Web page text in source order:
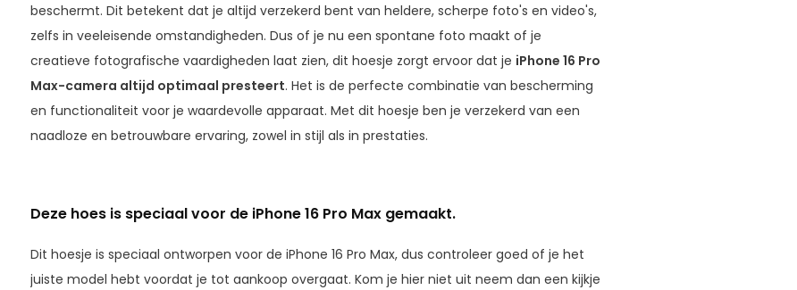
beschermt. Dit betekent dat je altijd verzekerd bent van heldere, scherpe foto's en video's,
zelfs in veeleisende omstandigheden. Dus of je nu een spontane foto maakt of je
creatieve fotografische vaardigheden laat zien, dit hoesje zorgt ervoor dat je iPhone 16 Pro
Max-camera altijd optimaal presteert. Het is de perfecte combinatie van bescherming
en functionaliteit voor je waardevolle apparaat. Met dit hoesje ben je verzekerd van een
naadloze en betrouwbare ervaring, zowel in stijl als in prestaties.
Deze hoes is speciaal voor de iPhone 16 Pro Max gemaakt.
Dit hoesje is speciaal ontworpen voor de iPhone 16 Pro Max, dus controleer goed of je het
juiste model hebt voordat je tot aankoop overgaat. Kom je hier niet uit neem dan een kijkje